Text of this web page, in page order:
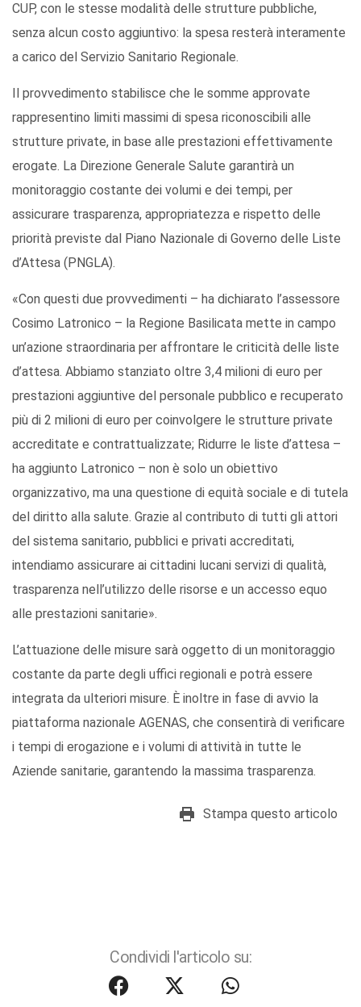
CUP, con le stesse modalità delle strutture pubbliche,
senza alcun costo aggiuntivo: la spesa resterà interamente
a carico del Servizio Sanitario Regionale.
Il provvedimento stabilisce che le somme approvate
rappresentino limiti massimi di spesa riconoscibili alle
strutture private, in base alle prestazioni effettivamente
erogate. La Direzione Generale Salute garantirà un
monitoraggio costante dei volumi e dei tempi, per
assicurare trasparenza, appropriatezza e rispetto delle
priorità previste dal Piano Nazionale di Governo delle Liste
d’Attesa (PNGLA).
«Con questi due provvedimenti – ha dichiarato l’assessore
Cosimo Latronico – la Regione Basilicata mette in campo
un’azione straordinaria per affrontare le criticità delle liste
d’attesa. Abbiamo stanziato oltre 3,4 milioni di euro per
prestazioni aggiuntive del personale pubblico e recuperato
più di 2 milioni di euro per coinvolgere le strutture private
accreditate e contrattualizzate; Ridurre le liste d’attesa –
ha aggiunto Latronico – non è solo un obiettivo
organizzativo, ma una questione di equità sociale e di tutela
del diritto alla salute. Grazie al contributo di tutti gli attori
del sistema sanitario, pubblici e privati accreditati,
intendiamo assicurare ai cittadini lucani servizi di qualità,
trasparenza nell’utilizzo delle risorse e un accesso equo
alle prestazioni sanitarie».
L’attuazione delle misure sarà oggetto di un monitoraggio
costante da parte degli uffici regionali e potrà essere
integrata da ulteriori misure. È inoltre in fase di avvio la
piattaforma nazionale AGENAS, che consentirà di verificare
i tempi di erogazione e i volumi di attività in tutte le
Aziende sanitarie, garantendo la massima trasparenza.
Stampa questo articolo
Condividi l'articolo su: